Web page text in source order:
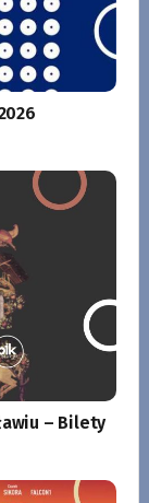
– Bilety